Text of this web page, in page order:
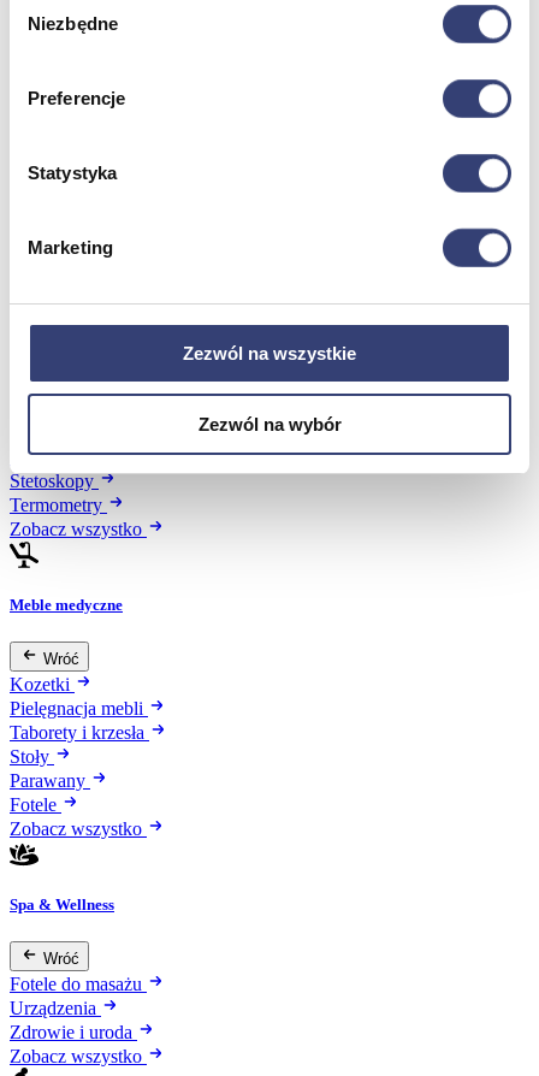
zgody
Niezbędne
Preferencje
Statystyka
Marketing
Zezwól na wszystkie
Zezwól na wybór
Pojemniki i worki na odpady
Materiały opatrunkowe
Urządzenia
Ciśnieniomierze
Instrumenty diagnostyczne
Artykuły Przeciwodleżynowe
Stetoskopy
Termometry
Zobacz wszystko
Meble medyczne
Wróć
Kozetki
Pielęgnacja mebli
Taborety i krzesła
Stoły
Parawany
Fotele
Zobacz wszystko
Spa & Wellness
Wróć
Fotele do masażu
Urządzenia
Zdrowie i uroda
Zobacz wszystko